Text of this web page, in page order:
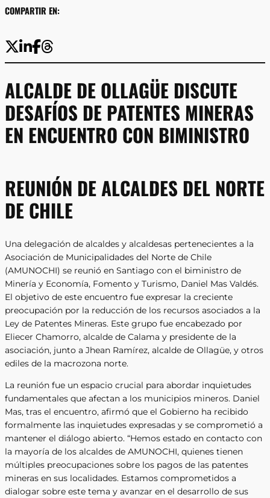
COMPARTIR EN:
ALCALDE DE OLLAGÜE DISCUTE
DESAFÍOS DE PATENTES MINERAS
EN ENCUENTRO CON BIMINISTRO
REUNIÓN DE ALCALDES DEL NORTE
DE CHILE
Una delegación de alcaldes y alcaldesas pertenecientes a la
Asociación de Municipalidades del Norte de Chile
(AMUNOCHI) se reunió en Santiago con el biministro de
Minería y Economía, Fomento y Turismo, Daniel Mas Valdés.
El objetivo de este encuentro fue expresar la creciente
preocupación por la reducción de los recursos asociados a la
Ley de Patentes Mineras. Este grupo fue encabezado por
Eliecer Chamorro, alcalde de Calama y presidente de la
asociación, junto a Jhean Ramírez, alcalde de Ollagüe, y otros
ediles de la macrozona norte.
La reunión fue un espacio crucial para abordar inquietudes
fundamentales que afectan a los municipios mineros. Daniel
Mas, tras el encuentro, afirmó que el Gobierno ha recibido
formalmente las inquietudes expresadas y se comprometió a
mantener el diálogo abierto. “Hemos estado en contacto con
la mayoría de los alcaldes de AMUNOCHI, quienes tienen
múltiples preocupaciones sobre los pagos de las patentes
mineras en sus localidades. Estamos comprometidos a
dialogar sobre este tema y avanzar en el desarrollo de sus